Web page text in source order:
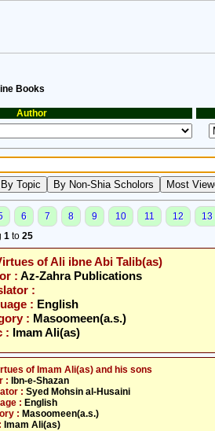
Books
Author
6 7 8 9 10 11 12
13
1 to 25
of Ali ibne Abi Talib(as)
: Az-Zahra Publications
:
: English
: Masoomeen(a.s.)
: Imam Ali(as)
of Imam Ali(as) and his sons
:
Ibn-e-Shazan
: Syed Mohsin al-Husaini
: English
: Masoomeen(a.s.)
Imam Ali(as)